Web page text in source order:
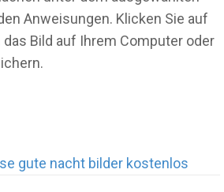
Anweisungen. Klicken Sie auf
das Bild auf Ihrem Computer oder
gute nacht bilder kostenlos